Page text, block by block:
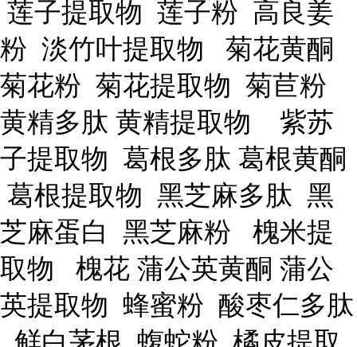
莲子提取物 莲子粉 高良姜
粉 淡竹叶提取物 菊花黄酮
菊花粉 菊花提取物 菊苣粉
黄精多肽 黄精提取物 紫苏
子提取物 葛根多肽 葛根黄酮
葛根提取物 黑芝麻多肽 黑
芝麻蛋白 黑芝麻粉 槐米提
取物 槐花 蒲公英黄酮 蒲公
英提取物 蜂蜜粉 酸枣仁多肽